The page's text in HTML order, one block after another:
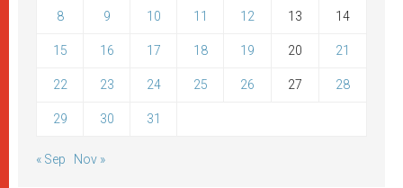
8 9 10 11 12 13 14
15 16 17 18 19 20 21
22 23 24 25 26 27 28
29 30 31
« Sep Nov »